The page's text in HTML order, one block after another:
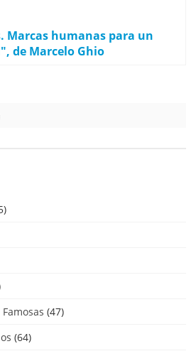
Marcas humanas para un
de Marcelo Ghio
(47)
(64)